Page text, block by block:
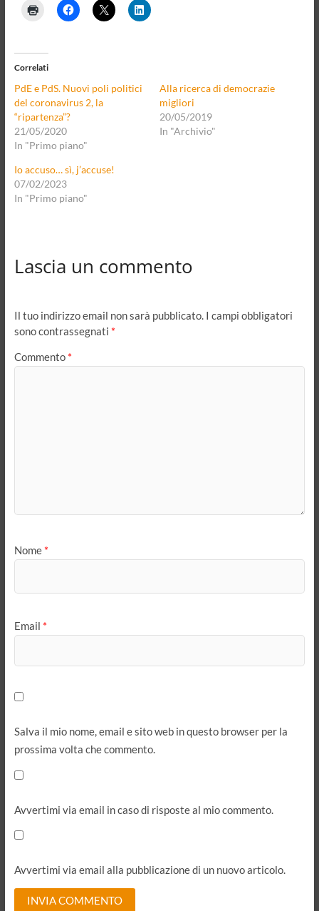
Correlati
PdE e PdS. Nuovi poli politici
del coronavirus 2, la
“ripartenza”?
21/05/2020
In "Primo piano"
Alla ricerca di democrazie
migliori
20/05/2019
In "Archivio"
Io accuso… sì, j’accuse!
07/02/2023
In "Primo piano"
Lascia un commento
Il tuo indirizzo email non sarà pubblicato. I campi obbligatori
sono contrassegnati *
Commento *
Nome *
Email *
Salva il mio nome, email e sito web in questo browser per la
prossima volta che commento.
Avvertimi via email in caso di risposte al mio commento.
Avvertimi via email alla pubblicazione di un nuovo articolo.